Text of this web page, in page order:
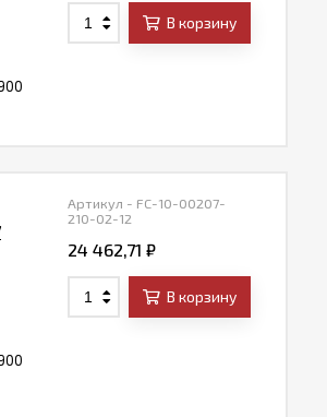
В корзину
Артикул - FC-10-00207-
210-02-12
24 462,71 ₽
В корзину